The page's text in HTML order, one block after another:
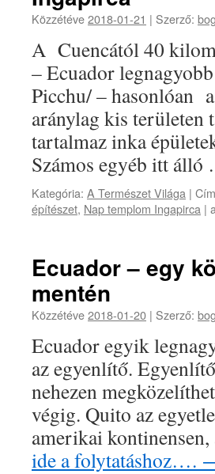
Közzétéve2018-01-21 | Szerző:
A Cuencától 40
– Ecuador
Picchu/ – hasonlóan
aránylag kis területen
tartalmaz inka
Számos egyéb itt
Kategória: A Természet Világa |
építészet, Nap templom Ingapirca |
Ecuador – egy
mentén
Közzétéve2018-01-20 | Szerző:
Ecuador egyik
az egyenlítő.
nehezen
végig. Quito az
amerikai
ide a folytatáshoz….